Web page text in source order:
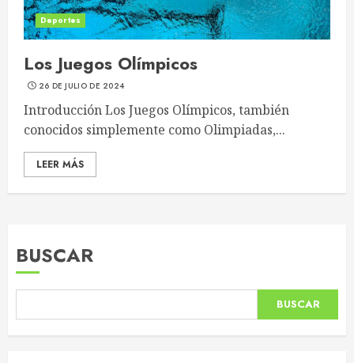
Deportes
Los Juegos Olímpicos
26 DE JULIO DE 2024
Introducción Los Juegos Olímpicos, también
conocidos simplemente como Olimpiadas,...
LEER MÁS
BUSCAR
BUSCAR